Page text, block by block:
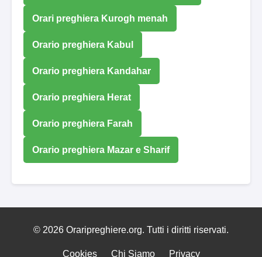
Orari preghiera Kurogh menah
Orario preghiera Kabul
Orario preghiera Kandahar
Orario preghiera Herat
Orario preghiera Farah
Orario preghiera Mazar e Sharif
© 2026 Oraripreghiere.org. Tutti i diritti riservati.
Cookies Chi Siamo Privacy